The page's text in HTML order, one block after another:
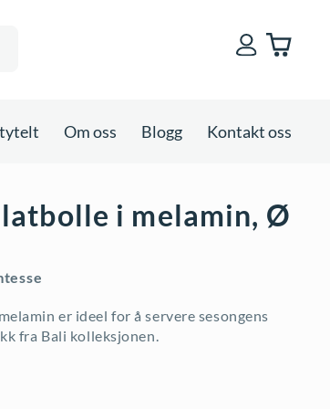
Om oss Blogg Kontakt oss
i melamin, Ø
er ideel for å servere sesongens
fra Bali kolleksjonen.